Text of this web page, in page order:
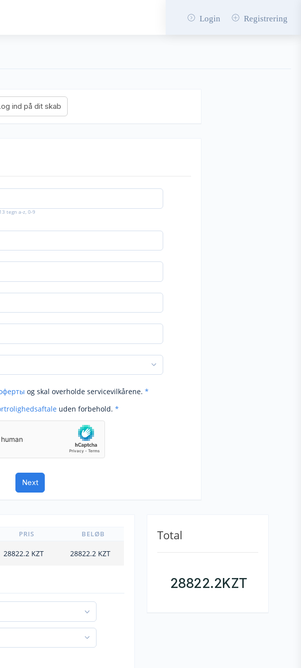
Login Registrering
tegn a-z, 0-9
og skal overholde servicevilkårene. *
uden forbehold. *
PRIS BELØB
28822.2 KZT 28822.2 KZT
Total
28822.2KZT